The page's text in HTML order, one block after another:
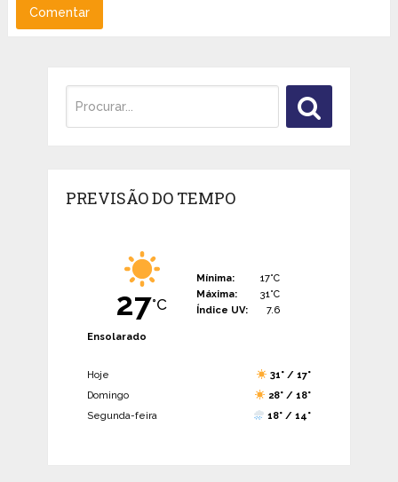
PREVISÃO DO TEMPO
27°C
Mínima:
17°C
Máxima:
31°C
Índice UV:
7.6
Ensolarado
Hoje
31° / 17°
Domingo
28° / 18°
Segunda-feira
18° / 14°